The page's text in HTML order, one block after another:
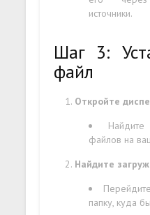
источники.
Шаг 3:
файл
Откройте
файлов на
Найдите
папку, куда